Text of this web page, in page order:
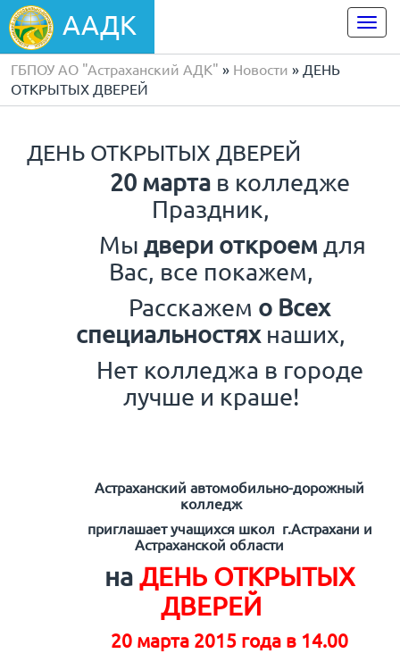
ААДК
ГБПОУ АО "Астраханский АДК" » Новости » ДЕНЬ
ОТКРЫТЫХ ДВЕРЕЙ
ДЕНЬ ОТКРЫТЫХ ДВЕРЕЙ
20 мартав колледже
Праздник,
Мы двери откроем для
Вас, все покажем,
Расскажем о Всех
специальностяхнаших,
Нет колледжа в городе
лучше и краше!
Астраханский автомобильно-дорожный
колледж
приглашает учащихся школ г.Астрахани и
Астраханской области
наДЕНЬ ОТКРЫТЫХ
ДВЕРЕЙ
20 марта 2015 года в 14.00